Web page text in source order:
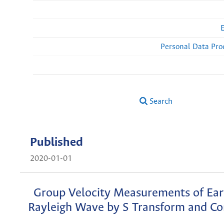
Personal Data
Search
Published
2020-01-01
Group Velocity Measurements of
Rayleigh Wave by S Transform and